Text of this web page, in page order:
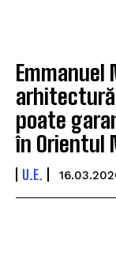
Emmanuel
poate
în Orientul
U.E.